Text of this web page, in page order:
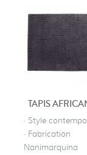
· Style
· Fabrication
Nanimarquina